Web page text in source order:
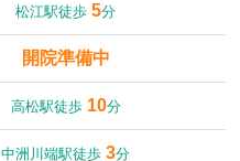
松江駅徒歩5分
開院準備中
高松駅徒歩 10分
中洲川端駅徒歩3分